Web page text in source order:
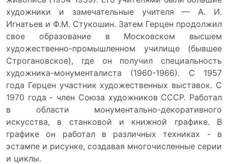
художники и замечательные учителя — А. И.
Игнатьев и Ф.М. Стукошин. Затем Герцен продолжил
свое образование в Московском высшем
художественно-промышленном училище (бывшее
Строгановское), где он получил специальность
художника-монументалиста (1960-1966). С 1957
года Герцен участник художественных выставок. С
1970 года - член Союза художников СССР. Работал
в области монументально-декоративного
искусства, в станковой и книжной графике. В
графике он работал в различных техниках - в
эстампе и рисунке, создавая многочисленные серии
и циклы.